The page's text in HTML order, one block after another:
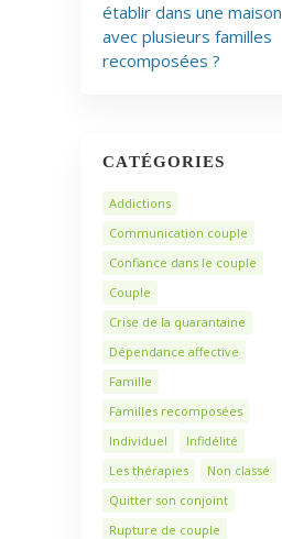
établir dans une maison
avec plusieurs familles
recomposées ?
CATÉGORIES
Addictions
Communication couple
Confiance dans le couple
Couple
Crise de la quarantaine
Dépendance affective
Famille
Familles recomposées
Individuel
Infidélité
Les thérapies
Non classé
Quitter son conjoint
Rupture de couple